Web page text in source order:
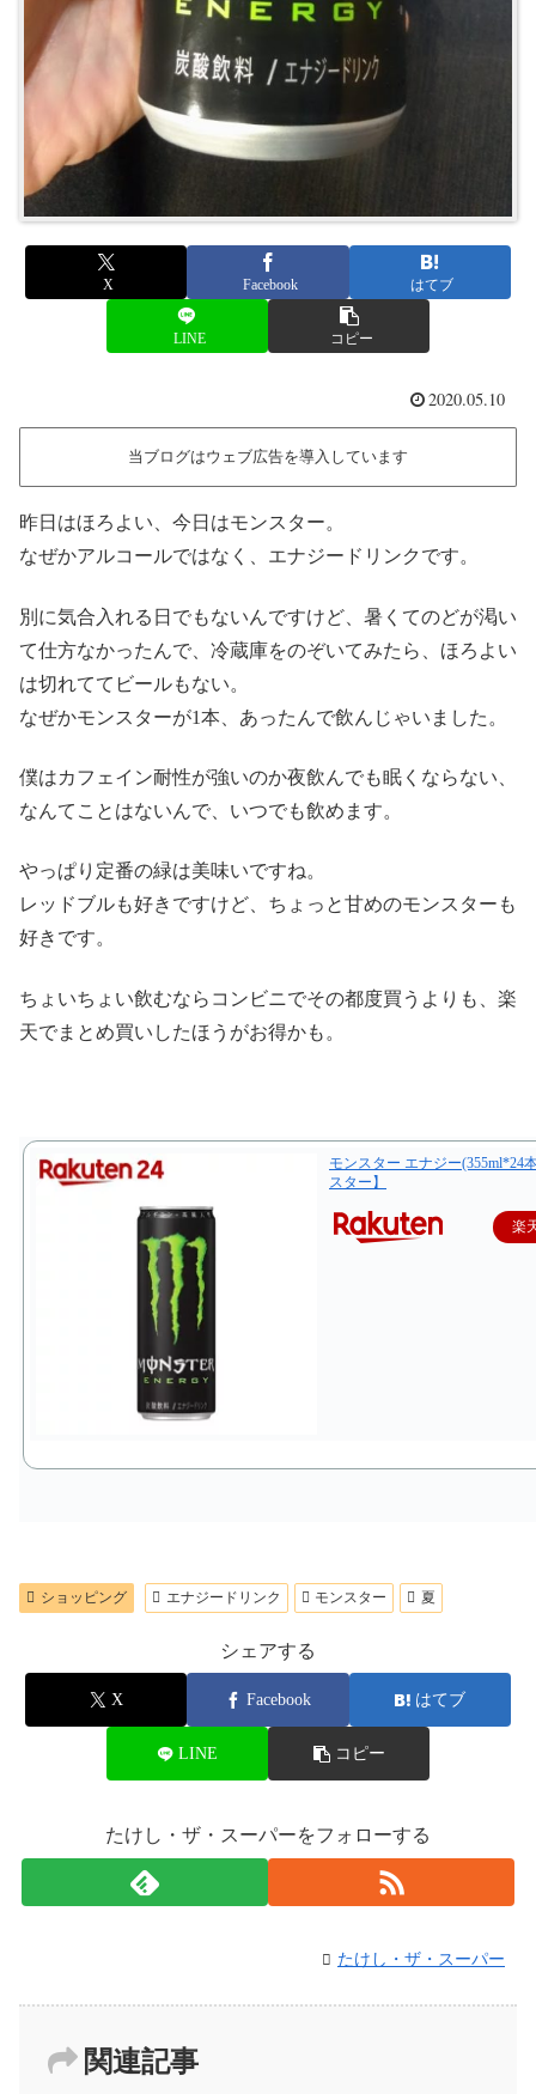
X Facebook はてブ
LINE コピー
2020.05.10
当ブログはウェブ広告を導入しています
昨日はほろよい、今日はモンスター。
なぜかアルコールではなく、エナジードリンクです。
別に気合入れる日でもないんですけど、暑くてのどが渇い
て仕方なかったんで、冷蔵庫をのぞいてみたら、ほろよい
は切れててビールもない。
なぜかモンスターが1本、あったんで飲んじゃいました。
僕はカフェイン耐性が強いのか夜飲んでも眠くならない、
なんてことはないんで、いつでも飲めます。
やっぱり定番の緑は美味いですね。
レッドブルも好きですけど、ちょっと甘めのモンスターも
好きです。
ちょいちょい飲むならコンビニでその都度買うよりも、楽
天でまとめ買いしたほうがお得かも。
モンスター エナジー(355ml*24
スター】
楽
ショッピング エナジードリンク モンスター 夏
シェアする
X Facebook はてブ
LINE コピー
たけし・ザ・スーパーをフォローする
たけし・ザ・スーパー
関連記事